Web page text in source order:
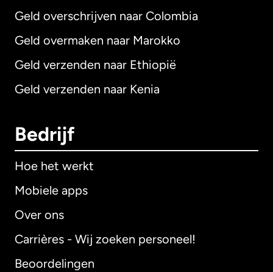
Geld overschrijven naar Colombia
Geld overmaken naar Marokko
Geld verzenden naar Ethiopië
Geld verzenden naar Kenia
Bedrijf
Hoe het werkt
Mobiele apps
Over ons
Carrières - Wij zoeken personeel!
Beoordelingen